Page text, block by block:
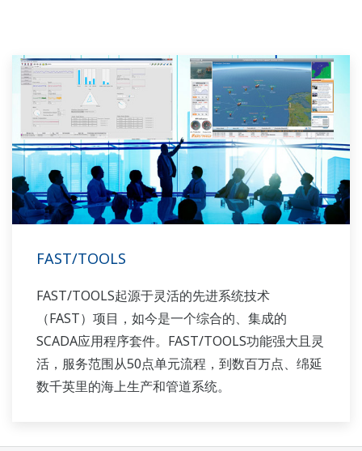
FAST/TOOLS
FAST/TOOLS起源于灵活的先进系统技术
（FAST）项目，如今是一个综合的、集成的
SCADA应用程序套件。FAST/TOOLS功能强大且灵
活，服务范围从50点单元流程，到数百万点、绵延
数千英里的海上生产和管道系统。